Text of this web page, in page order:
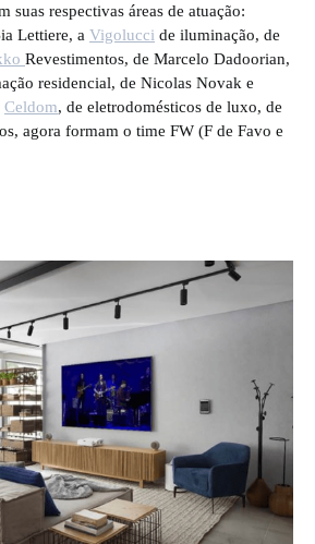
suas respectivas áreas de atuação:
Lettiere, a Vigolucci de iluminação, de
Revestimentos, de Marcelo Dadoorian,
residencial, de Nicolas Novak e
Celdom, de eletrodomésticos de luxo, de
agora formam o time FW (F de Favo e